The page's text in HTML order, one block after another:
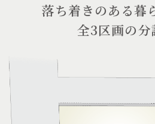
落ち着きのある暮
全3区画の分